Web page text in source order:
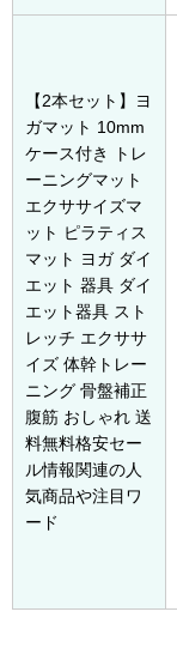
【2本セット】ヨ
ガマット 10mm
ケース付き トレ
ーニングマット
エクササイズマ
ット ピラティス
マット ヨガ ダイ
エット 器具 ダイ
エット器具 スト
レッチ エクササ
イズ 体幹トレー
ニング 骨盤補正
腹筋 おしゃれ 送
料無料格安セー
ル情報関連の人
気商品や注目ワ
ード